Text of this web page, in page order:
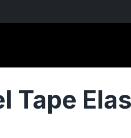
Tape